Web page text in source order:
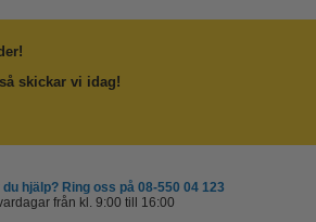
skickar vi idag!
hjälp? Ring oss på 08-550 04 123
från kl. 9:00 till 16:00